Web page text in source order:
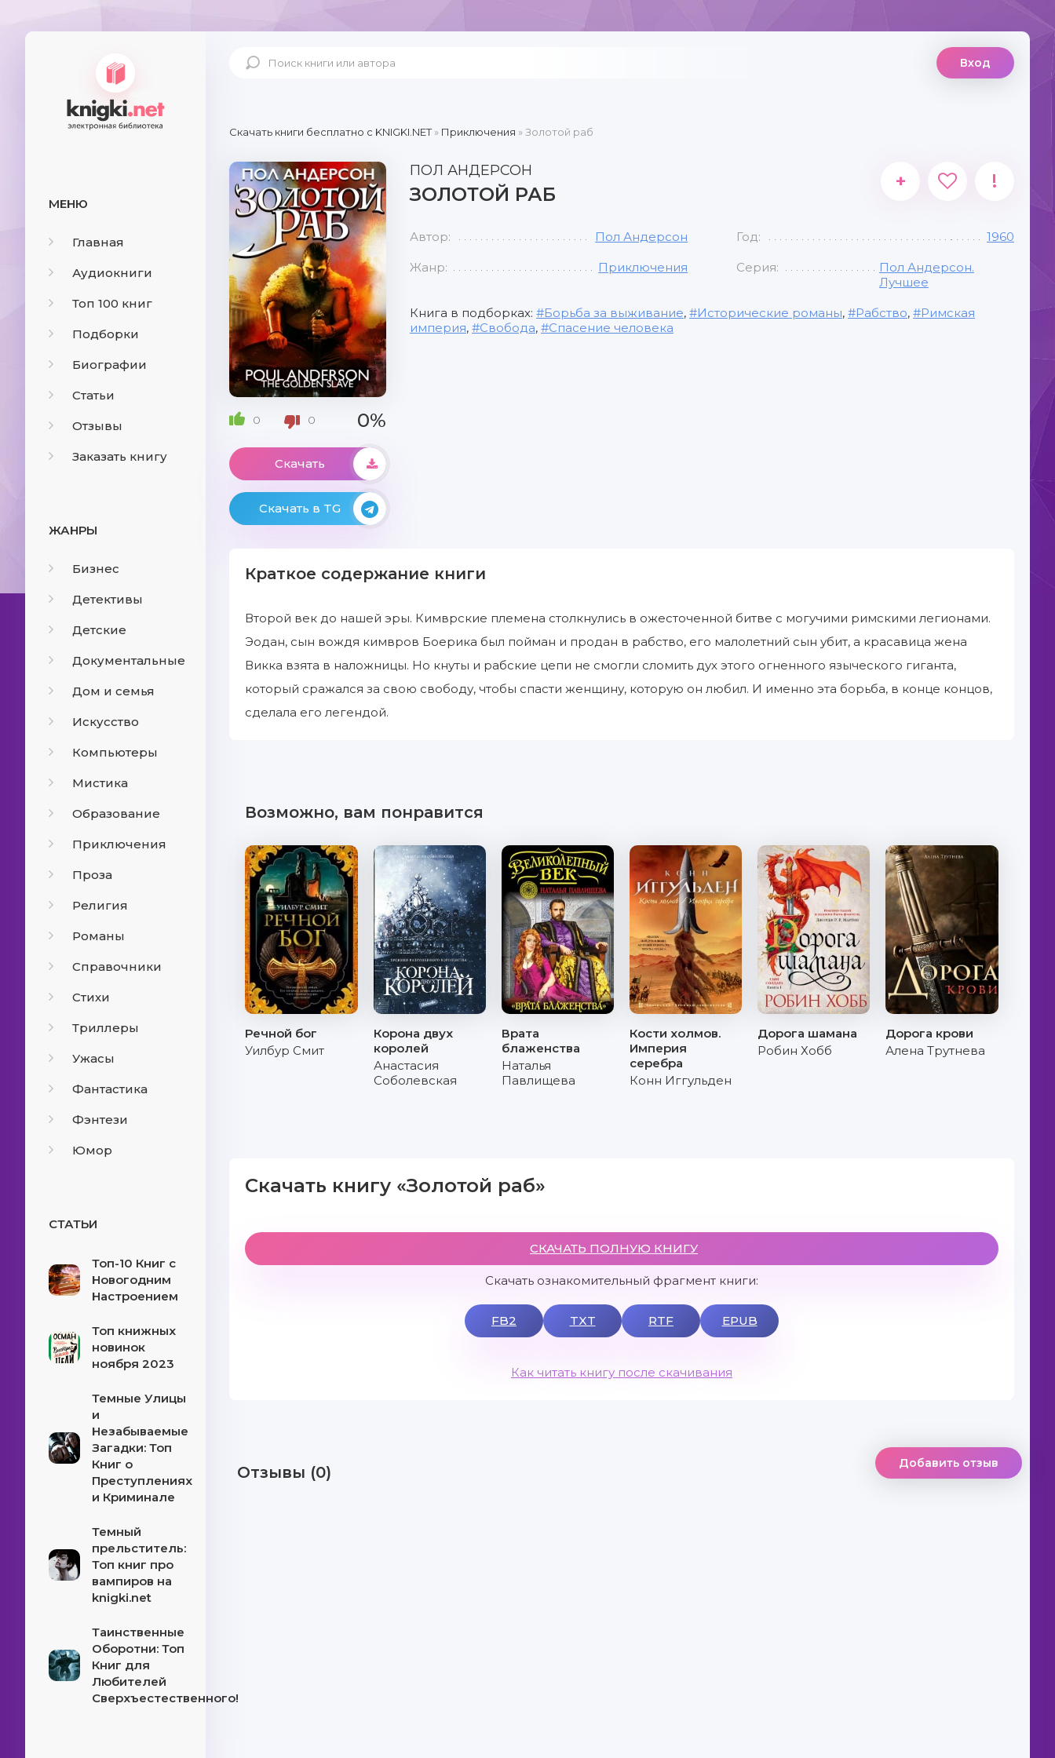
МЕНЮ
Главная
Аудиокниги
Топ 100 книг
Подборки
Биографии
Статьи
Отзывы
Заказать книгу
ЖАНРЫ
Бизнес
Детективы
Детские
Документальные
Дом и семья
Искусство
Компьютеры
Мистика
Образование
Приключения
Проза
Религия
Романы
Справочники
Стихи
Триллеры
Ужасы
Фантастика
Фэнтези
Юмор
СТАТЬИ
Топ-10 Книг с
Новогодним
Настроением
Топ книжных
новинок
ноября 2023
Темные Улицы
и
Незабываемые
Загадки: Топ
Книг о
Преступлениях
и Криминале
Темный
прельститель:
Топ книг про
вампиров на
knigki.net
Таинственные
Оборотни: Топ
Книг для
Любителей
Сверхъестественного!
Вход
Скачать книги бесплатно c KNIGKI.NET» Приключения » Золотой раб
0 0 0%
Скачать
Скачать в TG
ПОЛ АНДЕРСОН
ЗОЛОТОЙ РАБ
+ !
Автор: Пол Андерсон Год: 1960
Жанр: Приключения Серия:
Пол Андерсон.
Лучшее
Книга в подборках: Борьба за выживание, Исторические романы, Рабство,
Римская
империя, Свобода, Спасение человека
Краткое содержание книги
Второй век до нашей эры. Кимврские племена столкнулись в ожесточенной битве с могучими римскими легионами.
Эодан, сын вождя кимвров Боерика был пойман и продан в рабство, его малолетний сын убит, а красавица жена
Викка взята в наложницы. Но кнуты и рабские цепи не смогли сломить дух этого огненного языческого гиганта,
который сражался за свою свободу, чтобы спасти женщину, которую он любил. И именно эта борьба, в конце концов,
сделала его легендой.
Возможно, вам понравится
Речной бог
Уилбур Смит
Корона двух
королей
Анастасия
Соболевская
Врата
блаженства
Наталья
Павлищева
Кости холмов.
Империя
серебра
Конн Иггульден
Дорога шамана
Робин Хобб
Дорога крови
Алена Трутнева
Скачать книгу «Золотой раб»
СКАЧАТЬ ПОЛНУЮ КНИГУ
Скачать ознакомительный фрагмент книги:
FB2 TXT RTF EPUB
Как читать книгу после скачивания
Отзывы (0) Добавить отзыв